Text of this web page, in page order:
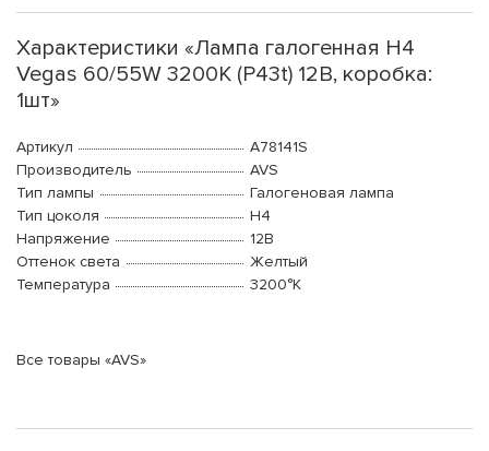
Характеристики «Лампа галогенная H4
Vegas 60/55W 3200K (P43t) 12В, коробка:
1шт»
Артикул
A78141S
Производитель
AVS
Тип лампы
Галогеновая лампа
Тип цоколя
H4
Напряжение
12В
Оттенок света
Желтый
Температура
3200°K
Все товары «AVS»